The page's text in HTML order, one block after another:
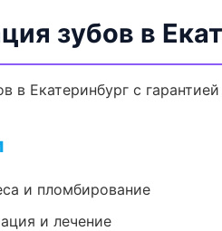
зубов в
в Екатеринбург с
и пломбирование
и лечение